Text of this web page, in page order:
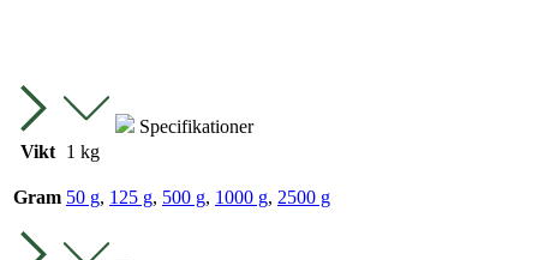
Specifikationer
Vikt
1 kg
Gram 50 g, 125 g, 500 g, 1000 g, 2500 g